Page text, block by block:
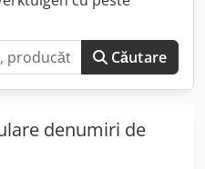
Căutare
denumiri de